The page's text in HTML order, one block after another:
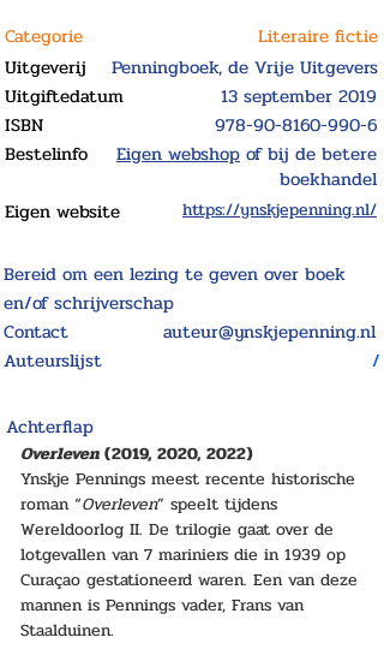
Categorie
Literaire fictie
Uitgeverij
Penningboek, de Vrije Uitgevers
Uitgiftedatum
13 september 2019
ISBN
978-90-8160-990-6
Bestelinfo
Eigen webshop of bij de betere
boekhandel
Eigen website
https://ynskjepenning.nl/
Bereid om een lezing te geven over boek
en/of schrijverschap
Contact
auteur@ynskjepenning.nl
Auteurslijst
/
Achterflap
Overleven (2019, 2020, 2022)
Ynskje Pennings meest recente historische
roman “Overleven” speelt tijdens
Wereldoorlog II. De trilogie gaat over de
lotgevallen van 7 mariniers die in 1939 op
Curaçao gestationeerd waren. Een van deze
mannen is Pennings vader, Frans van
Staalduinen.